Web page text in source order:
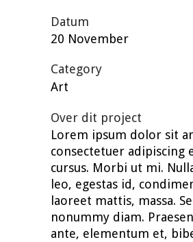
Datum
20 November
Category
Art
Over dit project
Lorem ipsum dolor sit
consectetuer adipiscing
cursus. Morbi ut mi.
leo, egestas id,
laoreet mattis, massa.
nonummy diam.
ante, elementum et,